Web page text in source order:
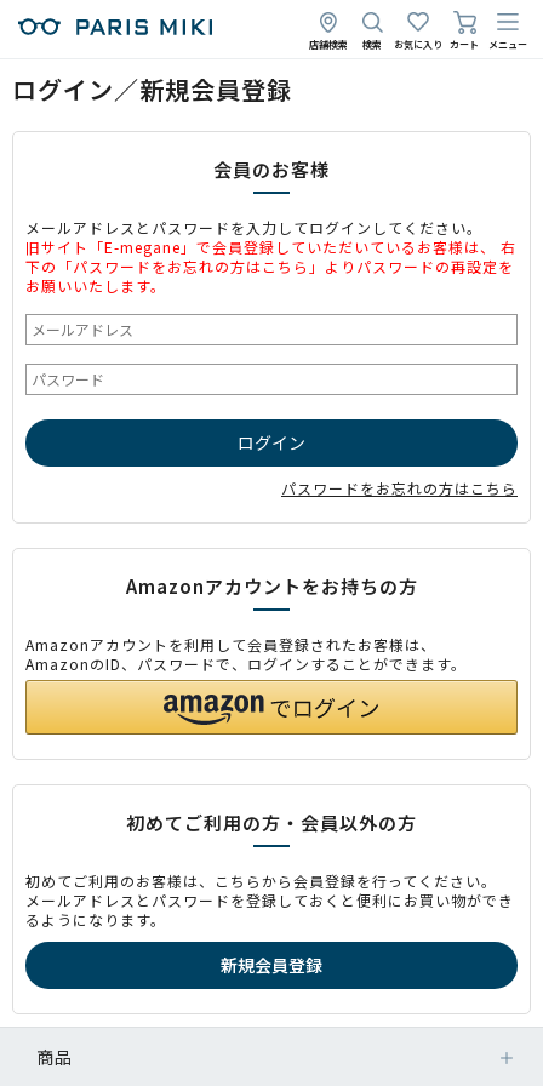
店舗検索 検索 お気に入り カート メニュー
ログイン／新規会員登録
会員のお客様
メールアドレスとパスワードを入力してログインしてください。
旧サイト「E-megane」で会員登録していただいているお客様は、 右
下の「パスワードをお忘れの方はこちら」よりパスワードの再設定を
お願いいたします。
パスワードをお忘れの方はこちら
Amazonアカウントをお持ちの方
Amazonアカウントを利用して会員登録されたお客様は、
AmazonのID、パスワードで、ログインすることができます。
初めてご利用の方・会員以外の方
初めてご利用のお客様は、こちらから会員登録を行ってください。
メールアドレスとパスワードを登録しておくと便利にお買い物ができ
るようになります。
商品